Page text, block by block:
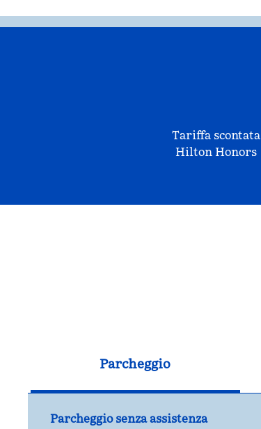
Tariffa scontata
Hilton Honors
Parcheggio
Parcheggio senza assistenza